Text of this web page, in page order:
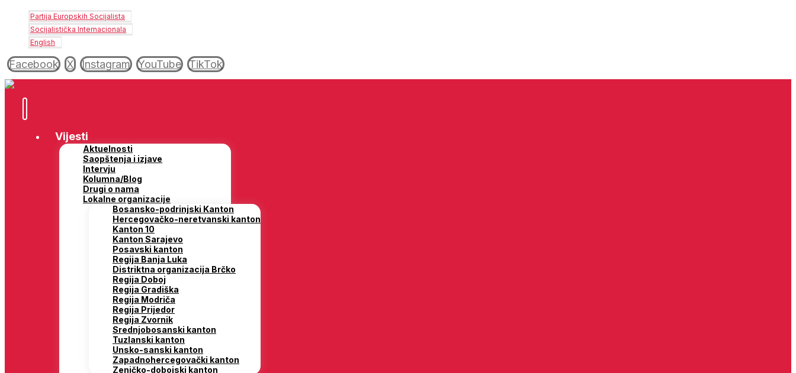
Partija Europskih Socijalista
Socijalistička Internacionala
English
Facebook X Instagram YouTube TikTok
Vijesti
Aktuelnosti
Saopštenja i izjave
Intervju
Kolumna/Blog
Drugi o nama
Lokalne organizacije
Bosansko-podrinjski Kanton
Hercegovačko-neretvanski kanton
Kanton 10
Kanton Sarajevo
Posavski kanton
Regija Banja Luka
Distriktna organizacija Brčko
Regija Doboj
Regija Gradiška
Regija Modriča
Regija Prijedor
Regija Zvornik
Srednjobosanski kanton
Tuzlanski kanton
Unsko-sanski kanton
Zapadnohercegovački kanton
Zeničko-dobojski kanton